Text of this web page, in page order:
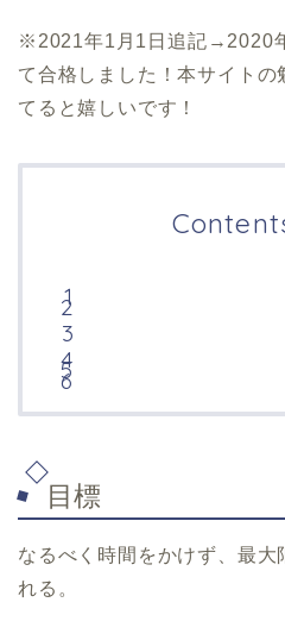
※2021年1月1日追記→2020
て合格しました！本サイトの
てると嬉しいです！
目標
なるべく時間をかけず、最大
れる。